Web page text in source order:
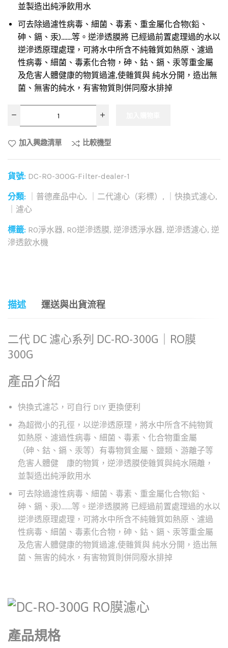
並製造出純淨飲用水
可去除過濾性病毒、細菌、毒素、重金屬化合物(鉛、
砷、鎘、汞)…….等。逆滲透膜將 已經過前置處理過的水以
逆滲透原理處理，可將水中所含不純雜質如熱原、濾過
性病毒、細菌、毒素化合物，砷、鈷、鎘、汞等重金屬
及危害人體健康的物質過濾,使雜質與 純水分開，造出無
菌、無害的純水，有害物質則併同廢水排掉
加入興趣清單 比較機型
貨號: DC-RO-300G-Filter-dealer-1
分類: ｜普德產品中心, ｜二代濾心（彩標） , ｜快換式濾心,
｜濾心
標籤: RO淨水器, RO逆滲透膜, 逆滲透淨水器, 逆滲透濾心, 逆
滲透飲水機
描述 運送與出貨流程
二代 DC 濾心系列 DC-RO-300G｜RO膜
300G
產品介紹
快換式濾芯，可自行 DIY 更換便利
為超微小的孔徑，以逆滲透原理，將水中所含不純物質
如熱原、濾過性病毒、細菌、毒素、化合物重金屬
（砷、鈷、鎘、汞等）有毒物質金屬、鹽類、游離子等
危害人體健 康的物質，逆滲透膜使雜質與純水隔離，
並製造出純淨飲用水
可去除過濾性病毒、細菌、毒素、重金屬化合物(鉛、
砷、鎘、汞)…….等。逆滲透膜將 已經過前置處理過的水以
逆滲透原理處理，可將水中所含不純雜質如熱原、濾過
性病毒、細菌、毒素化合物，砷、鈷、鎘、汞等重金屬
及危害人體健康的物質過濾,使雜質與 純水分開，造出無
菌、無害的純水，有害物質則併同廢水排掉
產品規格